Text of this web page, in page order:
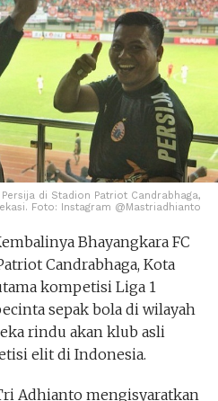
di Stadion Patriot Candrabhaga,
Foto: Instagram @Mastriadhianto
Bhayangkara FC
Candrabhaga, Kota
kompetisi Liga 1
sepak bola di wilayah
rindu akan klub asli
elit di Indonesia.
Adhianto mengisyaratkan